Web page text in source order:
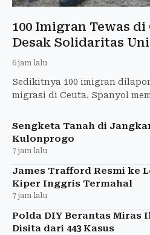
100 Imigran Tewas
Desak Solidaritas
6 jam lalu
Sedikitnya 100 imigran
migrasi di Ceuta. Spanyol
Sengketa Tanah di
Kulonprogo
7 jam lalu
James Trafford Resmi ke
Kiper Inggris Termahal
7 jam lalu
Polda DIY Berantas Miras
Disita dari 443 Kasus